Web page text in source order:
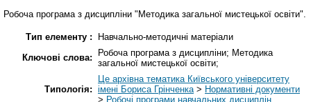
Робоча програма з дисципліни "Методика загальної мистецької освіти".
Тип елементу :
Навчально-методичні матеріали
Ключові слова:
Робоча програма з дисципліни; Методика
загальної мистецької освіти;
Типологія:
Це архівна тематика Київського університету
імені Бориса Грінченка> Нормативні документи
> Робочі програми навчальних дисциплін